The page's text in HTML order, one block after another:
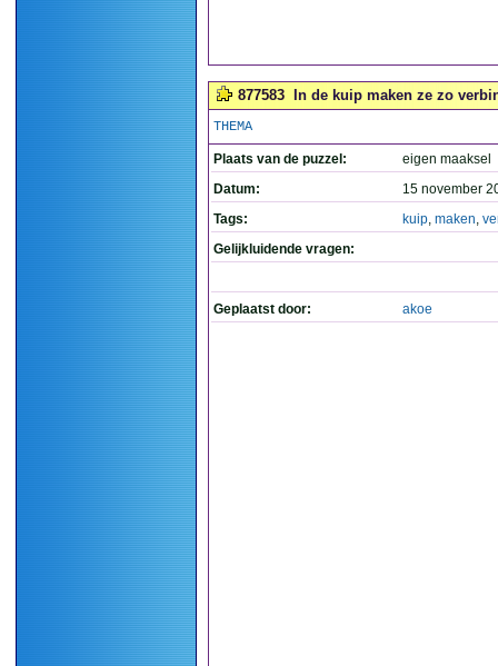
877583 In de kuip maken ze zo
THEMA
Plaats van de puzzel:
eigen maaksel
Datum:
15 november
Tags:
kuip, maken,
Gelijkluidende vragen:
Geplaatst door: akoe